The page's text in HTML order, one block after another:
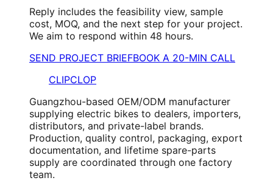
Reply includes the feasibility view, sample
cost, MOQ, and the next step for your project.
We aim to respond within 48 hours.
SEND PROJECT BRIEFBOOK A 20-MIN CALL
CLIPCLOP
Guangzhou-based OEM/ODM manufacturer
supplying electric bikes to dealers, importers,
distributors, and private-label brands.
Production, quality control, packaging, export
documentation, and lifetime spare-parts
supply are coordinated through one factory
team.